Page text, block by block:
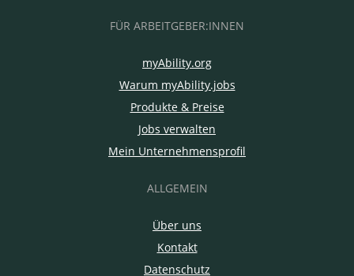
FÜR ARBEITGEBER:INNEN
myAbility.org
Warum myAbility.jobs
Produkte & Preise
Jobs verwalten
Mein Unternehmensprofil
ALLGEMEIN
Über uns
Kontakt
Datenschutz